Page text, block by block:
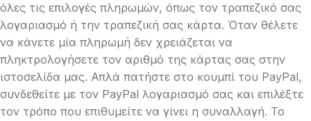
όλες τις επιλογές πληρωμών, όπως τον τραπεζικό σας
λογαριασμό ή την τραπεζική σας κάρτα. Όταν θέλετε
να κάνετε μία πληρωμή δεν χρειάζεται να
πληκτρολογήσετε τον αριθμό της κάρτας σας στην
ιστοσελίδα μας. Απλά πατήστε στο κουμπί του PayPal,
συνδεθείτε με τον PayPal λογαριασμό σας και επιλέξτε
τον τρόπο που επιθυμείτε να γίνει η συναλλαγή. Το